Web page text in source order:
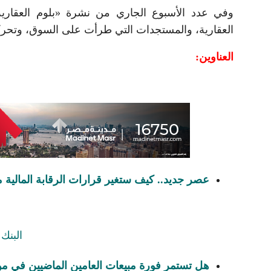
وفي عدد الأسبوع الجاري من نشرة «بلوم
العقارية، والمستجدات التي طرأت على السوق،
العناوين:
عصر جديد.. كيف ستغير قرارات الرقابة المالية
هل تستمر فورة مبيعات العامين الماضيين في موسم 2026 بالساحل